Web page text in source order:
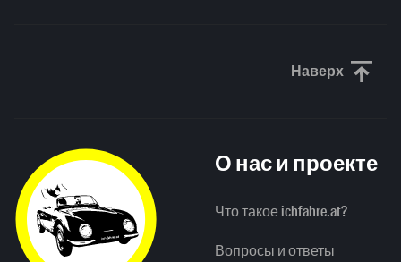
Наверх
О нас и проекте
Что такое ichfahre.at?
Вопросы и ответы